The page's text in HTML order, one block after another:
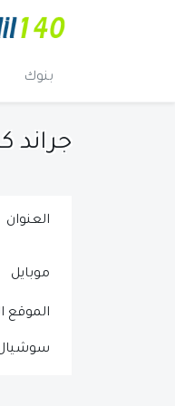
بنوك
جراند
العنوان
موبايل
الموقع
سوشيال